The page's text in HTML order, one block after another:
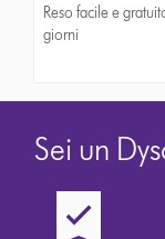
Reso facile e
giorni
Sei un